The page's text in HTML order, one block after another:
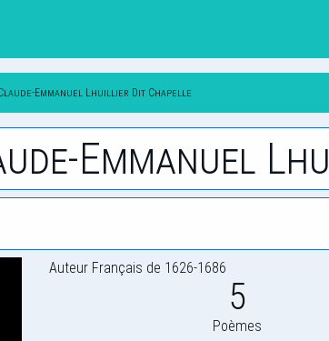
Emmanuel Lhuillier Dit Chapelle
Emmanuel
Auteur Français de 1626-1686
5
Poèmes